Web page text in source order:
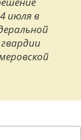
июля в